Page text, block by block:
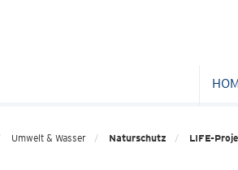
Umwelt & Wasser Naturschutz LIFE-